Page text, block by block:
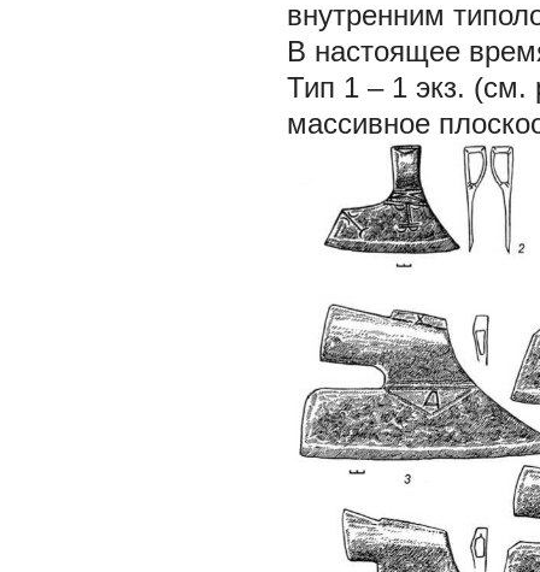
внутренним
В настоящее
Тип 1 – 1 экз. (см.
массивное